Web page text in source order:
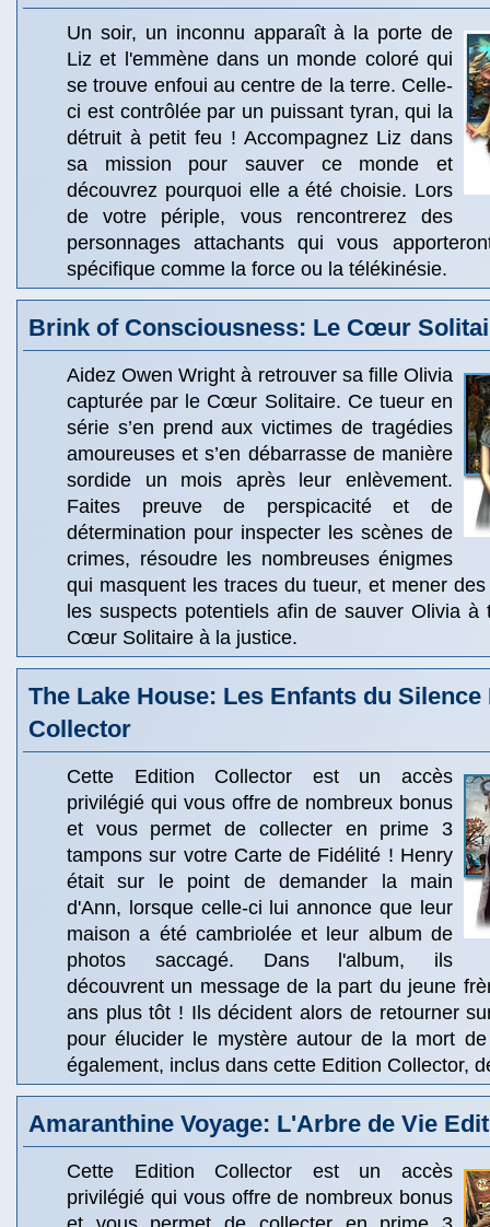
Un soir, un inconnu apparaît à la porte de
Liz et l'emmène dans un monde coloré qui
se trouve enfoui au centre de la terre. Celle-
ci est contrôlée par un puissant tyran, qui la
détruit à petit feu ! Accompagnez Liz dans
sa mission pour sauver ce monde et
découvrez pourquoi elle a été choisie. Lors
de votre périple, vous rencontrerez des
personnages attachants qui vous
spécifique comme la force ou la télékinésie.
Brink of Consciousness: Le Cœur
Aidez Owen Wright à retrouver sa fille Olivia
capturée par le Cœur Solitaire. Ce tueur en
série s’en prend aux victimes de tragédies
amoureuses et s’en débarrasse de manière
sordide un mois après leur enlèvement.
Faites preuve de perspicacité et de
détermination pour inspecter les scènes de
crimes, résoudre les nombreuses énigmes
qui masquent les traces du tueur, et mener
les suspects potentiels afin de sauver Olivia
Cœur Solitaire à la justice.
The Lake House: Les Enfants du
Collector
Cette Edition Collector est un accès
privilégié qui vous offre de nombreux bonus
et vous permet de collecter en prime 3
tampons sur votre Carte de Fidélité ! Henry
était sur le point de demander la main
d'Ann, lorsque celle-ci lui annonce que leur
maison a été cambriolée et leur album de
photos saccagé. Dans l'album, ils
découvrent un message de la part du jeune
ans plus tôt ! Ils décident alors de retourner
pour élucider le mystère autour de la mort de
également, inclus dans cette Edition Collector,
Amaranthine Voyage: L'Arbre de Vie
Cette Edition Collector est un accès
privilégié qui vous offre de nombreux bonus